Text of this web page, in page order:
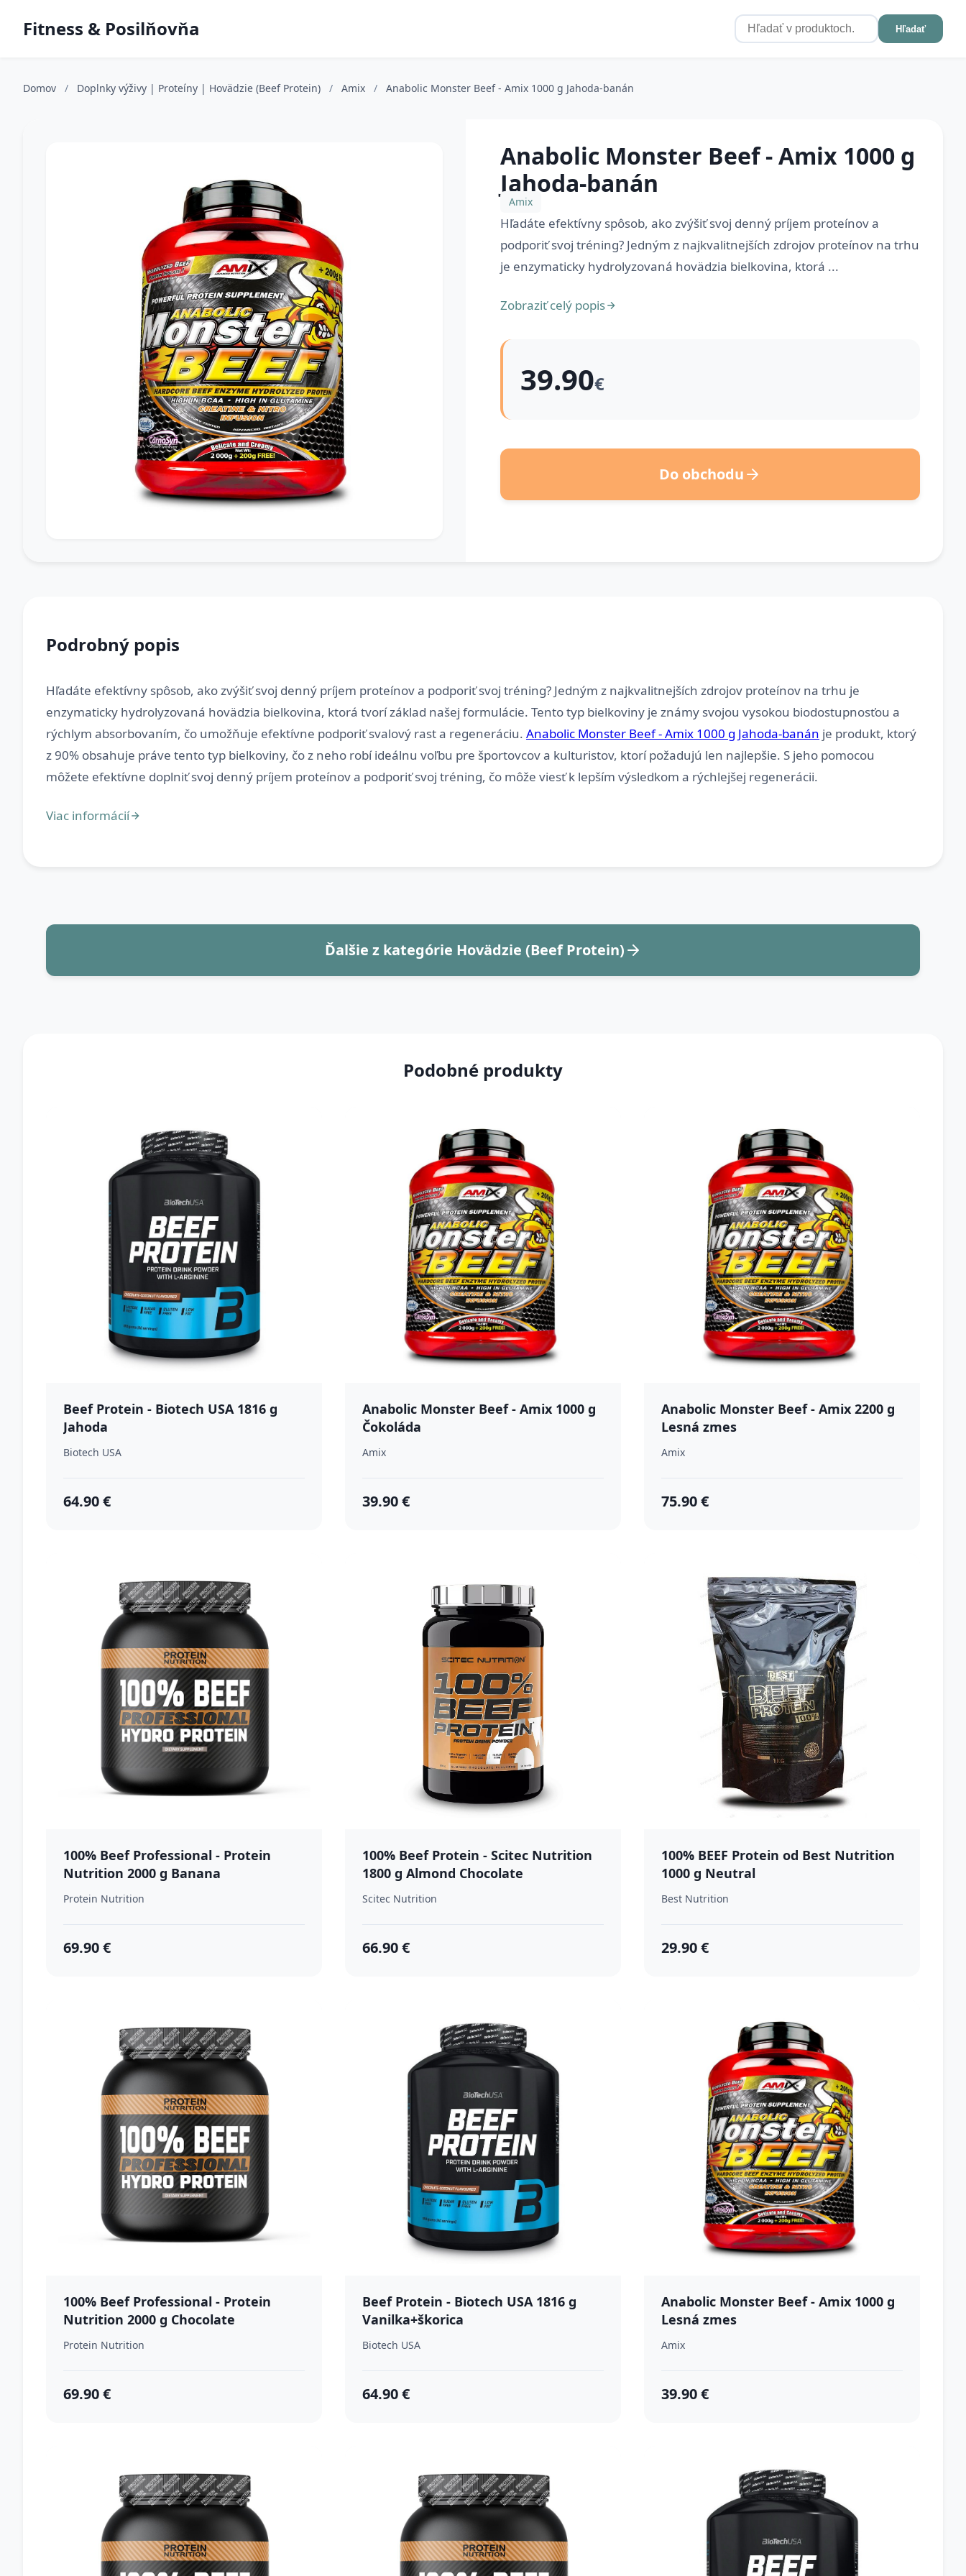
Fitness & Posilňovňa Hľadať
Domov / Doplnky výživy | Proteíny | Hovädzie (Beef Protein) / Amix / Anabolic Monster Beef - Amix 1000 g Jahoda-banán
Anabolic Monster Beef - Amix 1000 g
Jahoda-banán
Amix
Hľadáte efektívny spôsob, ako zvýšiť svoj denný príjem proteínov a
podporiť svoj tréning? Jedným z najkvalitnejších zdrojov proteínov na trhu
je enzymaticky hydrolyzovaná hovädzia bielkovina, ktorá ...
Zobraziť celý popis
39.90€
Do obchodu
Podrobný popis
Hľadáte efektívny spôsob, ako zvýšiť svoj denný príjem proteínov a podporiť svoj tréning? Jedným z najkvalitnejších zdrojov proteínov na trhu je
enzymaticky hydrolyzovaná hovädzia bielkovina, ktorá tvorí základ našej formulácie. Tento typ bielkoviny je známy svojou vysokou biodostupnosťou a
rýchlym absorbovaním, čo umožňuje efektívne podporiť svalový rast a regeneráciu. Anabolic Monster Beef - Amix 1000 g Jahoda-banán je produkt, ktorý
z 90% obsahuje práve tento typ bielkoviny, čo z neho robí ideálnu voľbu pre športovcov a kulturistov, ktorí požadujú len najlepšie. S jeho pomocou
Ďalšie z kategórie Hovädzie (Beef Protein)
Podobné produkty
Beef Protein - Biotech USA 1816 g
Jahoda
Biotech USA
64.90 €
Anabolic Monster Beef - Amix 1000 g
Čokoláda
Amix
39.90 €
Anabolic Monster Beef - Amix 2200 g
Lesná zmes
Amix
75.90 €
100% Beef Professional - Protein
Nutrition 2000 g Banana
Protein Nutrition
69.90 €
100% Beef Protein - Scitec Nutrition
1800 g Almond Chocolate
Scitec Nutrition
66.90 €
100% BEEF Protein od Best Nutrition
1000 g Neutral
Best Nutrition
29.90 €
100% Beef Professional - Protein
Nutrition 2000 g Chocolate
Protein Nutrition
69.90 €
Beef Protein - Biotech USA 1816 g
Vanilka+škorica
Biotech USA
64.90 €
Anabolic Monster Beef - Amix 1000 g
Lesná zmes
Amix
39.90 €